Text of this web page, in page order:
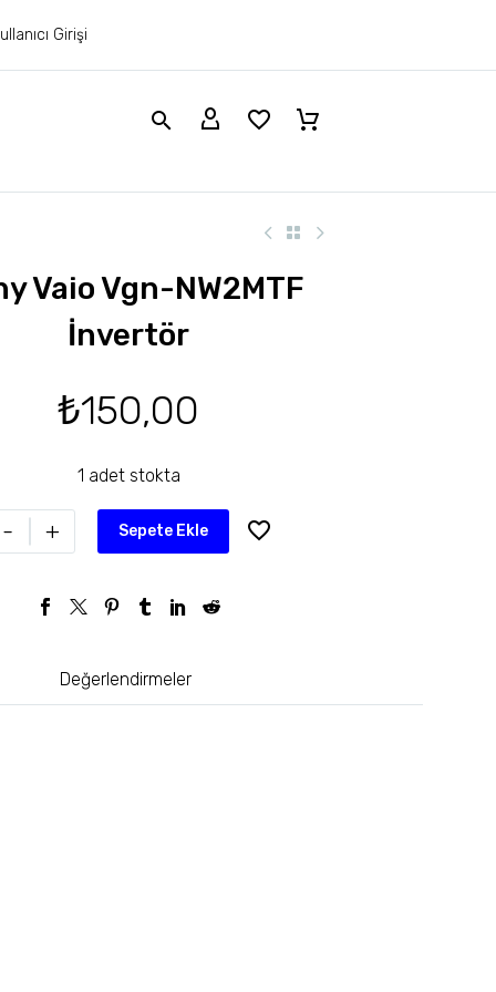
Girişi
Vaio Vgn-NW2MTF
İnvertör
₺150,00
1 adet stokta
- + Sepete Ekle
Değerlendirmeler